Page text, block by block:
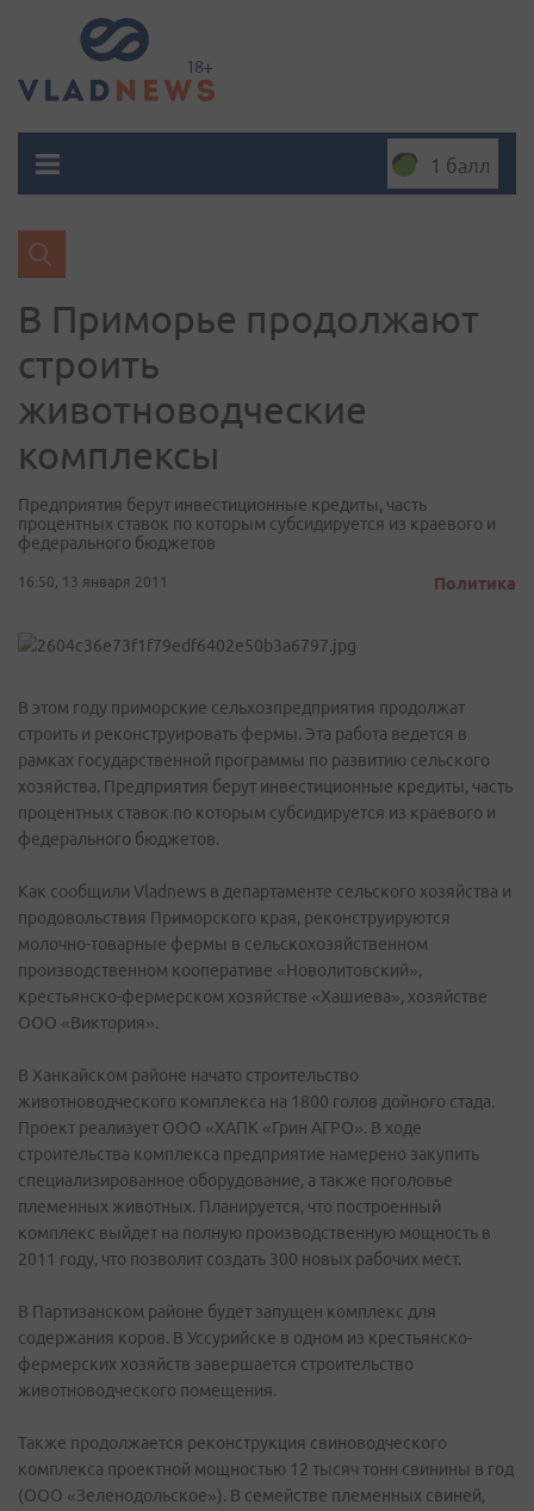
1 балл
В Приморье продолжают
строить
животноводческие
комплексы
Предприятия берут инвестиционные кредиты, часть
процентных ставок по которым субсидируется из краевого и
федерального бюджетов
16:50, 13 января 2011 Политика
В этом году приморские сельхозпредприятия продолжат
строить и реконструировать фермы. Эта работа ведется в
рамках государственной программы по развитию сельского
хозяйства. Предприятия берут инвестиционные кредиты, часть
процентных ставок по которым субсидируется из краевого и
федерального бюджетов.
Как сообщили Vladnews в департаменте сельского хозяйства и
продовольствия Приморского края, реконструируются
молочно-товарные фермы в сельскохозяйственном
производственном кооперативе «Новолитовский»,
крестьянско-фермерском хозяйстве «Хашиева», хозяйстве
ООО «Виктория».
В Ханкайском районе начато строительство
животноводческого комплекса на 1800 голов дойного стада.
Проект реализует ООО «ХАПК «Грин АГРО». В ходе
строительства комплекса предприятие намерено закупить
специализированное оборудование, а также поголовье
племенных животных. Планируется, что построенный
комплекс выйдет на полную производственную мощность в
2011 году, что позволит создать 300 новых рабочих мест.
В Партизанском районе будет запущен комплекс для
содержания коров. В Уссурийске в одном из крестьянско-
фермерских хозяйств завершается строительство
животноводческого помещения.
Также продолжается реконструкция свиноводческого
комплекса проектной мощностью 12 тысяч тонн свинины в год
(ООО «Зеленодольское»). В семействе племенных свиней,